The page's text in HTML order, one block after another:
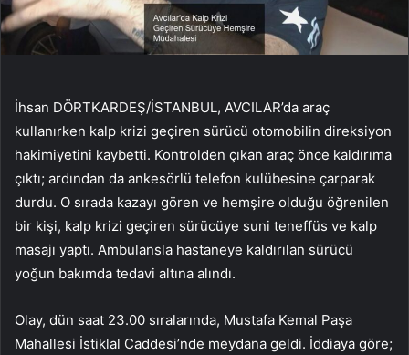
İhsan DÖRTKARDEŞ/İSTANBUL, AVCILAR’da araç
kullanırken kalp krizi geçiren sürücü otomobilin direksiyon
hakimiyetini kaybetti. Kontrolden çıkan araç önce kaldırıma
çıktı; ardından da ankesörlü telefon kulübesine çarparak
durdu. O sırada kazayı gören ve hemşire olduğu öğrenilen
bir kişi, kalp krizi geçiren sürücüye suni teneffüs ve kalp
masajı yaptı. Ambulansla hastaneye kaldırılan sürücü
yoğun bakımda tedavi altına alındı.
Olay, dün saat 23.00 sıralarında, Mustafa Kemal Paşa
Mahallesi İstiklal Caddesi’nde meydana geldi. İddiaya göre;